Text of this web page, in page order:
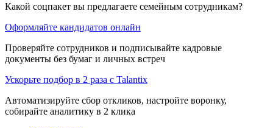
Какой соцпакет вы предлагаете семейным сотрудникам?
Оформляйте кандидатов онлайн
Проверяйте сотрудников и подписывайте кадровые
документы без бумаг и личных встреч
Ускорьте подбор в 2 раза с Talantix
Автоматизируйте сбор откликов, настройте воронку,
собирайте аналитику в 2 клика